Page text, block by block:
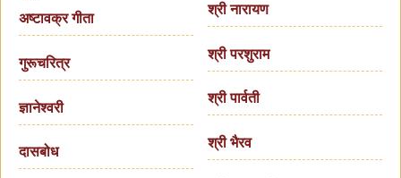
अष्टावक्र गीता
गुरूचरित्र
ज्ञानेश्वरी
दासबोध
श्री नारायण
श्री परशुराम
श्री पार्वती
श्री भैरव